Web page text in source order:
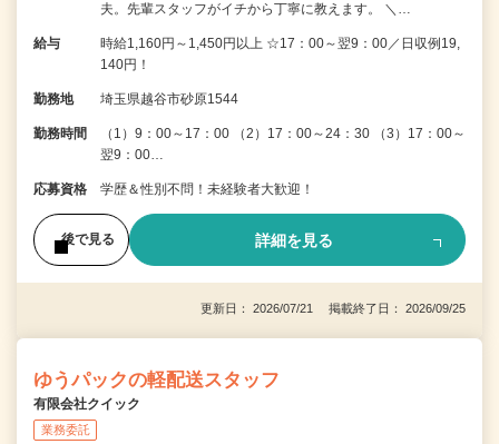
夫。先輩スタッフがイチから丁寧に教えます。 ＼…
給与
時給1,160円～1,450円以上 ☆17：00～翌9：00／日収例19,
140円！
勤務地 埼玉県越谷市砂原1544
勤務時間
（1）9：00～17：00 （2）17：00～24：30 （3）17：00～
翌9：00…
応募資格 学歴＆性別不問！未経験者大歓迎！
後で見る 詳細を見る
更新日： 2026/07/21 掲載終了日： 2026/09/25
ゆうパックの軽配送スタッフ
有限会社クイック
業務委託